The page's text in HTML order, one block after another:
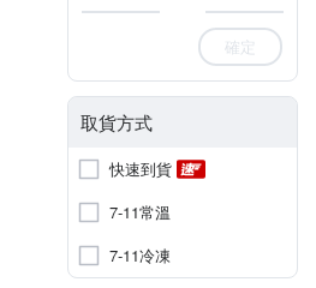
確定
取貨方式
快速到貨
7-11常溫
7-11冷凍